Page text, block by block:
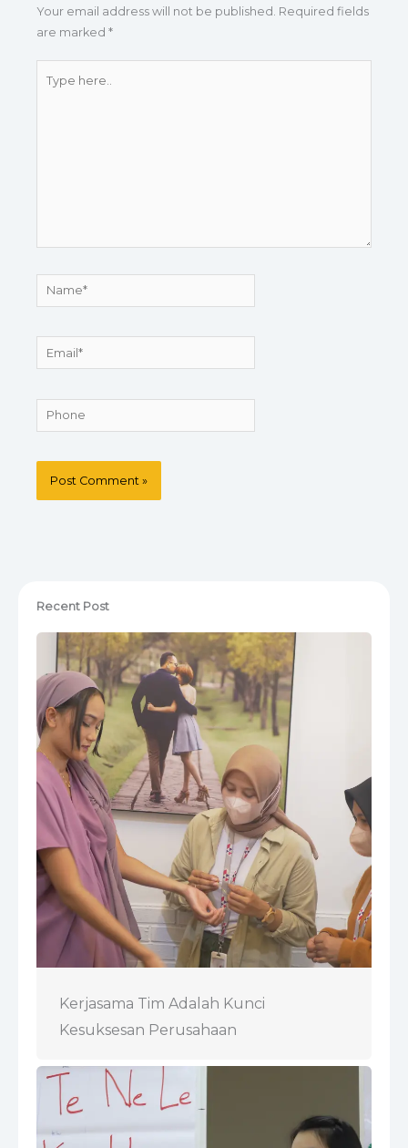
Your email address will not be published. Required fields
are marked *
here..
Name*
Email*
Recent Post
Kerjasama Tim Adalah Kunci
Kesuksesan Perusahaan